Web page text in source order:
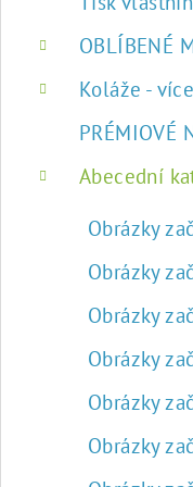
OBLÍBENÉ
Koláže -
PRÉMIOVÉ
Abecední
Obrázky
Obrázky
Obrázky
Obrázky
Obrázky
Obrázky